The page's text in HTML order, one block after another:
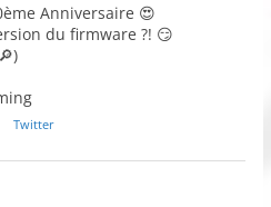
Anniversaire 😍
du firmware ?! 😏
Twitter